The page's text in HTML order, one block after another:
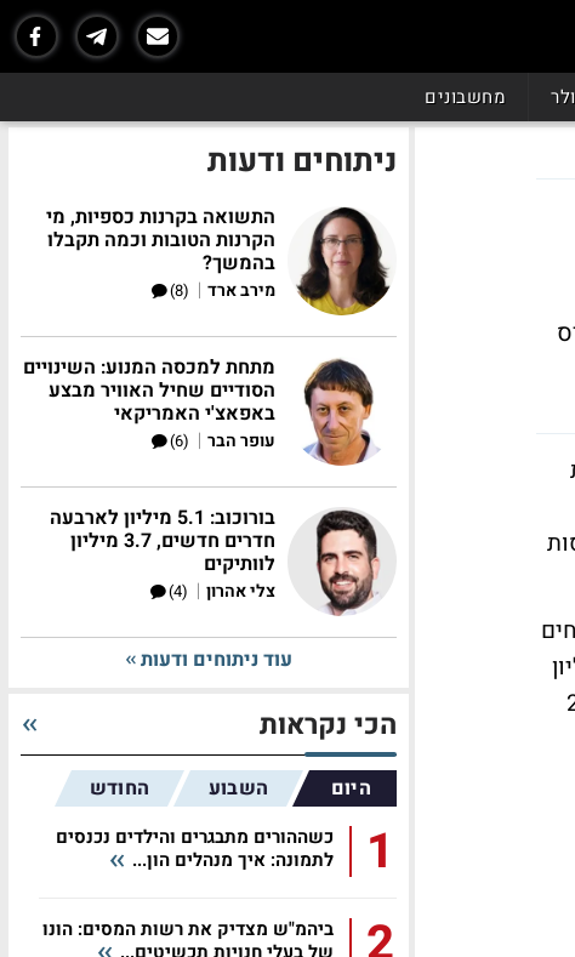
מחשבונים
שערכן הנקוב עומד על 8.8 מיליון
ושילמה 2.2
ניתוחים ודעות
התשואה בקרנות כספיות, מי
הקרנות הטובות וכמה תקבלו
בהמשך?
מירב ארד |
(8)
מתחת למכסה המנוע: השינויים
הסודיים שחיל האוויר מבצע
באפאצ'י האמריקאי
עופר הבר |
(6)
בורוכוב: 5.1 מיליון לארבעה
חדרים חדשים, 3.7 מיליון
לוותיקים
צלי אהרון |
(4)
עוד ניתוחים ודעות
הכי נקראות
היום השבוע החודש
1
כשההורים מתבגרים והילדים נכנסים
לתמונה: איך מנהלים הון...
ביהמ"ש מצדיק את רשות המסים: הונו